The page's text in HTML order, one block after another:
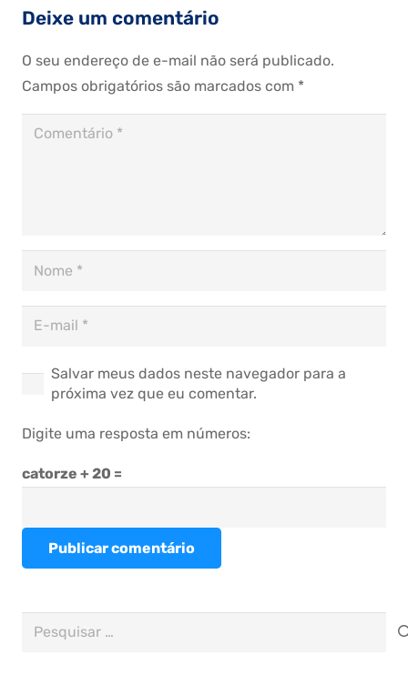
Deixe um comentário
O seu endereço de e-mail não será publicado.
Campos obrigatórios são marcados com *
Salvar meus dados neste navegador para a
próxima vez que eu comentar.
Digite uma resposta em números:
catorze + 20 =
Publicar comentário
Pesquisar